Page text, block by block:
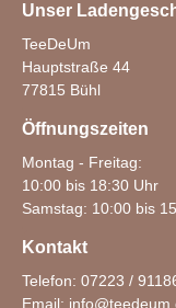
Unser
TeeDeUm
Hauptstraße 44
77815 Bühl
Öffnungszeiten
Montag - Freitag:
10:00 bis 18:30 Uhr
Samstag: 10:00 bis
Kontakt
Telefon: 07223 /
Email: